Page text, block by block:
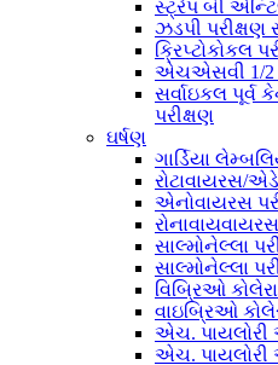
સ્ટ્રેપ બી
ઝડપી પરીક્ષણ
ક્રિપ્ટોકોકલ
એચએસવી 1/2
સર્વાઇકલ પૂર્વ
પરીક્ષણ
ઘર્ષણ
ગાર્ડિયા
રોટાવાયરસ/
એનોવાયરસ
સાલ્મોનેલ્લા
સાલ્મોનેલ્લા
વિબ્રિઓ
વાઇબ્રિઓ
એચ.
એચ. પાયલોરી